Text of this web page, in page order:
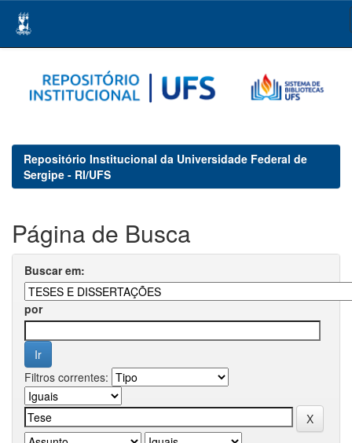
navigation
Repositório Institucional da Universidade Federal de
Sergipe - RI/UFS
Página de Busca
Buscar em:
por
Filtros correntes: